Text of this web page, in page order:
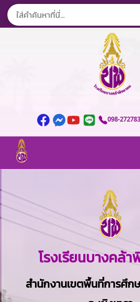
098-
โรงเรียนบางคล้
สำนักงานเขตพื้นที่การศึก